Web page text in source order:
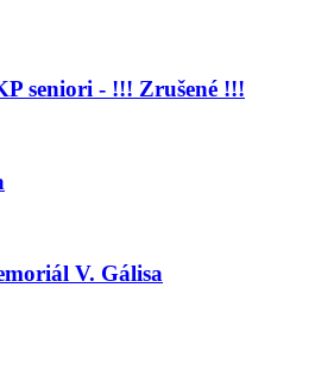
seniori - !!! Zrušené !!!
V. Gálisa